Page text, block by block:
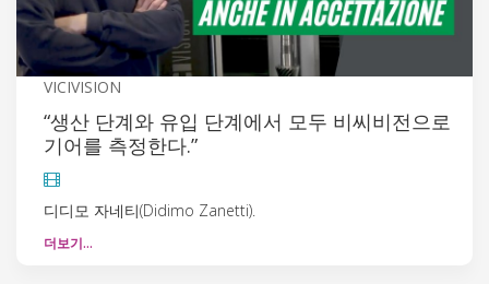
VICIVISION
“생산 단계와 유입 단계에서 모두 비씨비전으로
기어를 측정한다.”
디디모 자네티(Didimo Zanetti).
더보기…